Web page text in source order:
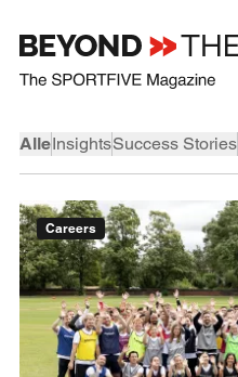
AlleInsightsSuccess Stories
Careers